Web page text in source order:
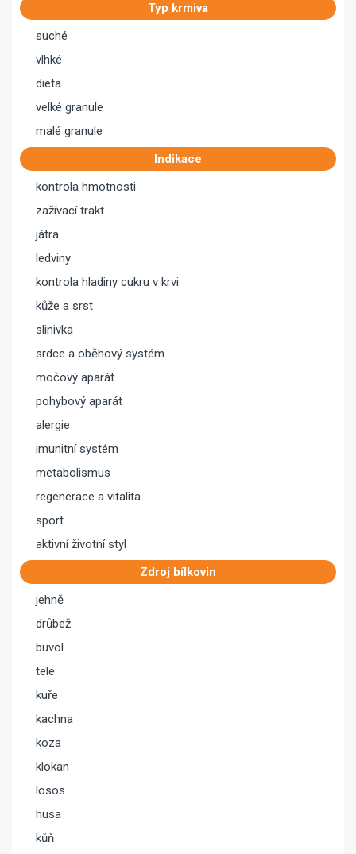
Typ krmiva
suché
vlhké
dieta
velké granule
malé granule
Indikace
kontrola hmotnosti
zažívací trakt
játra
ledviny
kontrola hladiny cukru v krvi
kůže a srst
slinivka
srdce a oběhový systém
močový aparát
pohybový aparát
alergie
imunitní systém
metabolismus
regenerace a vitalita
sport
aktivní životní styl
Zdroj bílkovin
jehně
drůbež
buvol
tele
kuře
kachna
koza
klokan
losos
husa
kůň